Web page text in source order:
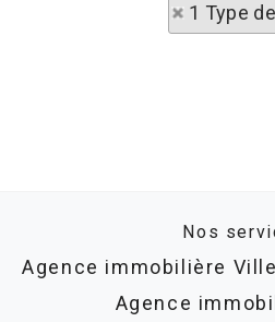
1 Type
Nos
Agence immobilière
Agence